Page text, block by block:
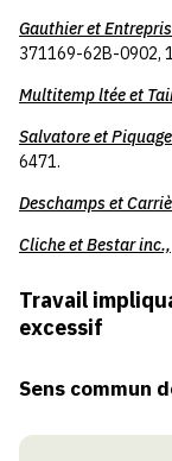
Gauthieret
371169-62B-0902,
Multitemp ltéeet
Salvatoreet
6471.
Deschamps et
Cliche et Bestar inc.,
Travail
excessif
Sens commun